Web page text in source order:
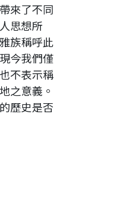
來了不同
思想所
族稱呼此
今我們僅
不表示稱
之意義。
歷史是否